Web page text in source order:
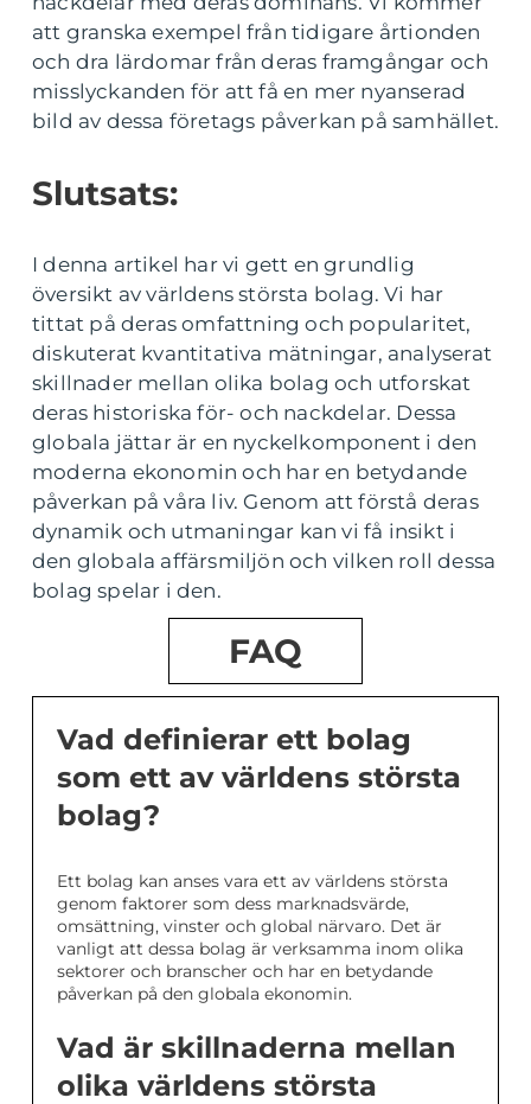
att granska exempel från tidigare årtionden
och dra lärdomar från deras framgångar och
misslyckanden för att få en mer nyanserad
bild av dessa företags påverkan på samhället.
Slutsats:
I denna artikel har vi gett en grundlig
översikt av världens största bolag. Vi har
tittat på deras omfattning och popularitet,
diskuterat kvantitativa mätningar, analyserat
skillnader mellan olika bolag och utforskat
deras historiska för- och nackdelar. Dessa
globala jättar är en nyckelkomponent i den
moderna ekonomin och har en betydande
påverkan på våra liv. Genom att förstå deras
dynamik och utmaningar kan vi få insikt i
den globala affärsmiljön och vilken roll dessa
bolag spelar i den.
FAQ
Vad definierar ett bolag
som ett av världens största
bolag?
Ett bolag kan anses vara ett av världens största
genom faktorer som dess marknadsvärde,
omsättning, vinster och global närvaro. Det är
vanligt att dessa bolag är verksamma inom olika
sektorer och branscher och har en betydande
påverkan på den globala ekonomin.
Vad är skillnaderna mellan
olika världens största